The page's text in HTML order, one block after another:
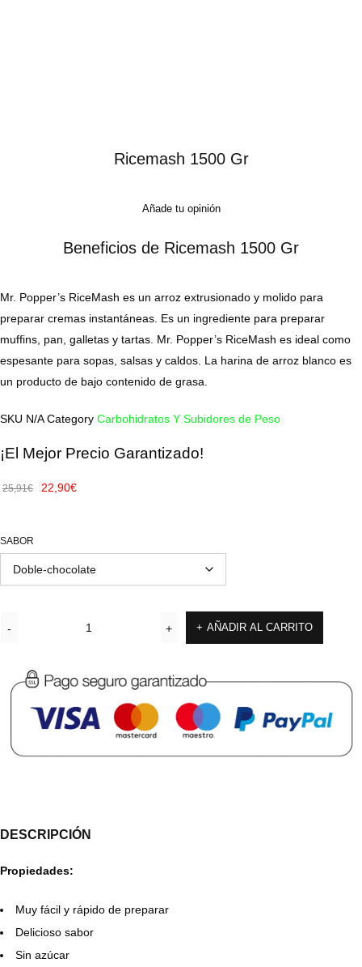
Ricemash 1500 Gr
Añade tu opinión
Beneficios de Ricemash 1500 Gr
Mr. Popper’s RiceMash es un arroz extrusionado y molido para
preparar cremas instantáneas. Es un ingrediente para preparar
muffins, pan, galletas y tartas. Mr. Popper’s RiceMash es ideal como
espesante para sopas, salsas y caldos. La harina de arroz blanco es
un producto de bajo contenido de grasa.
SKU N/ACategory Carbohidratos Y Subidores de Peso
¡El Mejor Precio Garantizado!
25,91€ 22,90€
SABOR
AÑADIR AL CARRITO
DESCRIPCIÓN
Propiedades:
Muy fácil y rápido de preparar
Delicioso sabor
Sin azúcar